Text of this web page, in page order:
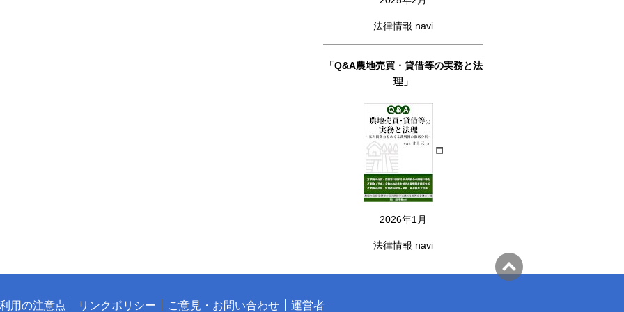
法律情報 navi
「Q&A農地売買・貸借等の実務と法
理」
2026年1月
法律情報 navi
用の注意点 リンクポリシー ご意見・お問い合わせ 運営者